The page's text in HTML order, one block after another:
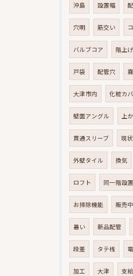
沖島 設置幅
穴明 筋交い
バルブコア 階上げ
戸袋 配管穴
大津市内 化粧カ
壁面アングル 上
貫通スリーブ 現
外壁タイル 換気
ロフト 同一階設置
お掃除機能 販売中
暑い 新品配管
段差 タテ桟
加工 大津 支